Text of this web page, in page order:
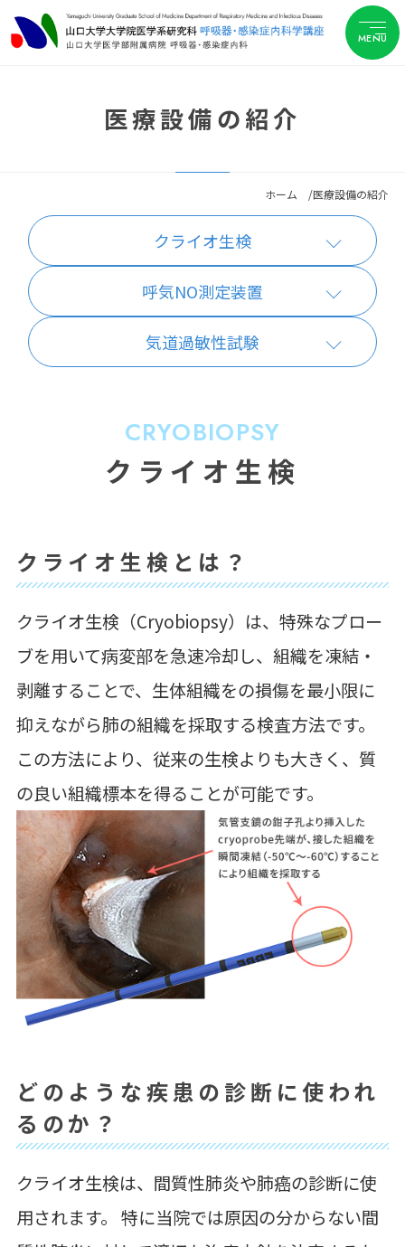
医療設備の紹介
ホーム 医療設備の紹介
クライオ生検
呼気NO測定装置
気道過敏性試験
CRYOBIOPSY
クライオ生検
クライオ生検とは？
クライオ生検（Cryobiopsy）は、特殊なプロー
ブを用いて病変部を急速冷却し、組織を凍結・
剥離することで、生体組織をの損傷を最小限に
抑えながら肺の組織を採取する検査方法です。
この方法により、従来の生検よりも大きく、質
の良い組織標本を得ることが可能です。
どのような疾患の診断に使われ
るのか？
クライオ生検は、間質性肺炎や肺癌の診断に使
用されます。 特に当院では原因の分からない間